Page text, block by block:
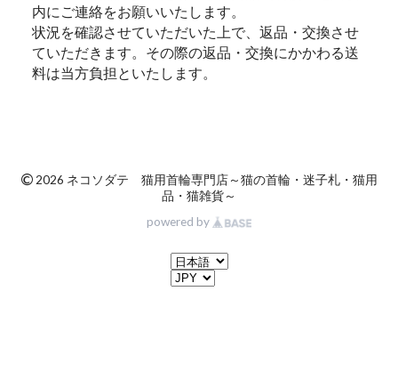
内にご連絡をお願いいたします。
状況を確認させていただいた上で、返品・交換させ
ていただきます。その際の返品・交換にかかわる送
料は当方負担といたします。
©2026 ネコソダテ 猫用首輪専門店～猫の首輪・迷子札・猫用
品・猫雑貨～
powered by